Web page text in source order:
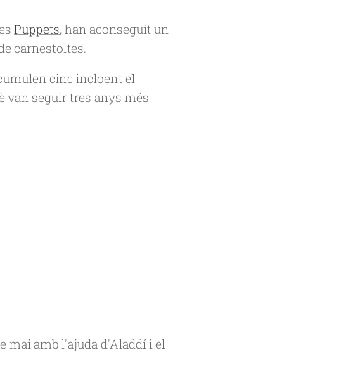
Puppets, han aconseguit un
carnestoltes.
cinc incloent el
van seguir tres anys més
mai amb l'ajuda d'Aladdí i el